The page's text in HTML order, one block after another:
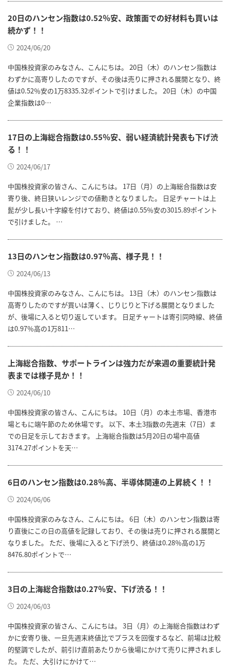
20日のハンセン指数は0.52％安、政策面での好材料も買いは
続かず！！
2024/06/20
中国株投資家のみなさん、こんにちは。 20日（木）のハンセン指数は
わずかに高寄りしたのですが、その後は売りに押される展開となり、終
値は0.52％安の1万8335.32ポイントで引けました。 20日（木）の中国
企業指数は0…
17日の上海総合指数は0.55％安、弱い経済統計発表も下げ渋
る！！
2024/06/17
中国株投資家の皆さん、こんにちは。 17日（月）の上海総合指数は安
寄り後、終日狭いレンジでの値動きとなりました。 日足チャートは上
髭が少し長い十字線を付けており、終値は0.55％安の3015.89ポイント
で引けました。 …
13日のハンセン指数は0.97％高、様子見！！
2024/06/13
中国株投資家のみなさん、こんにちは。 13日（木）のハンセン指数は
高寄りしたのですが買いは薄く、じりじりと下げる展開となりました
が、後場に入ると切り返しています。 日足チャートは寄引同時線、終値
は0.97％高の1万811…
上海総合指数、サポートラインは強力だが来週の重要統計発
表までは様子見か！！
2024/06/10
中国株投資家の皆さん、こんにちは。 10日（月）の本土市場、香港市
場ともに端午節のため休場です。 以下、本土3指数の先週末（7日）ま
での日足を示しておきます。 上海総合指数は5月20日の場中高値
3174.27ポイントを天…
6日のハンセン指数は0.28％高、半導体関連の上昇続く！！
2024/06/06
中国株投資家のみなさん、こんにちは。 6日（木）のハンセン指数は寄
り直後にこの日の高値を記録しており、その後は売りに押される展開と
なりました。 ただ、後場に入ると下げ渋り、終値は0.28％高の1万
8476.80ポイントで…
3日の上海総合指数は0.27％安、下げ渋る！！
2024/06/03
中国株投資家の皆さん、こんにちは。 3日（月）の上海総合指数はわず
かに安寄り後、一旦先週末終値比でプラスを回復するなど、前場は比較
的堅調でしたが、前引け直前あたりから後場にかけて売りに押されまし
た。 ただ、大引けにかけて…